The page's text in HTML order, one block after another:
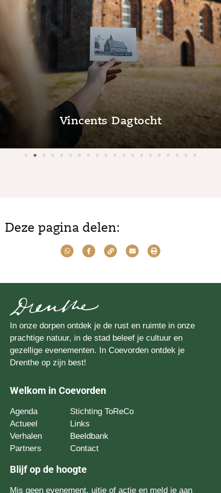
Vincents Dagtocht
Deze pagina delen:
In onze dorpen ontdek je de rust en ruimte in onze
prachtige natuur, in de stad beleef je cultuur en
gezellige evenementen. In Coevorden ontdek je
Drenthe op zijn best!
Welkom in Coevorden
Agenda
Actueel
Verhalen
Partners
Stichting ToReCo
Links
Beeldbank
Contact
Blijf op de hoogte
Mis geen evenement, uitje of actie en meld je aan